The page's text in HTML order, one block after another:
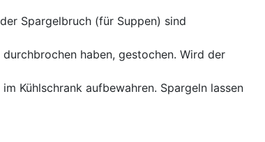
Spargelbruch (für Suppen) sind
haben, gestochen. Wird der
Kühlschrank aufbewahren. Spargeln lassen